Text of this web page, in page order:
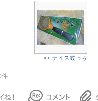
<< ナイス蚊っち
件